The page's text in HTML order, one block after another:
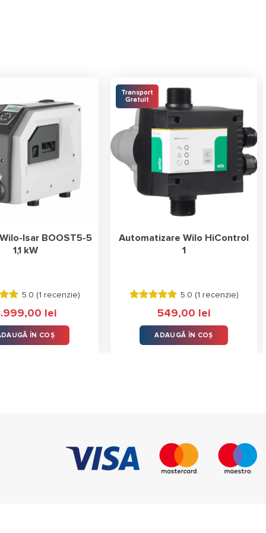
Isar BOOST5-5
1,1 kW
la
5.0 (1 recenzie)
lei
ÎN COȘ
Transport
Gratuit
Automatizare Wilo HiControl
1
Evaluat la
stele
din 5
5.0 (1 recenzie)
549,00 lei
ADAUGĂ ÎN COȘ